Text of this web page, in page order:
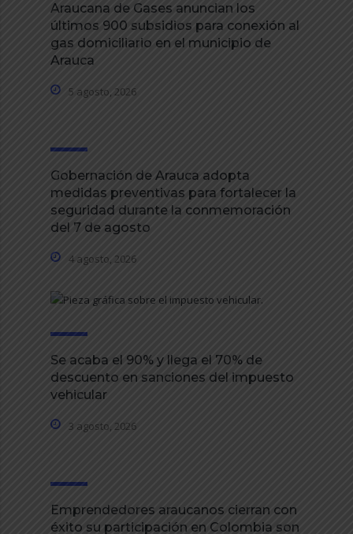
Araucana de Gases anuncian los
últimos 900 subsidios para conexión al
gas domiciliario en el municipio de
Arauca
5 agosto, 2026
Gobernación de Arauca adopta
medidas preventivas para fortalecer la
seguridad durante la conmemoración
del 7 de agosto
4 agosto, 2026
Se acaba el 90% y llega el 70% de
descuento en sanciones del impuesto
vehicular
3 agosto, 2026
Emprendedores araucanos cierran con
éxito su participación en Colombia son